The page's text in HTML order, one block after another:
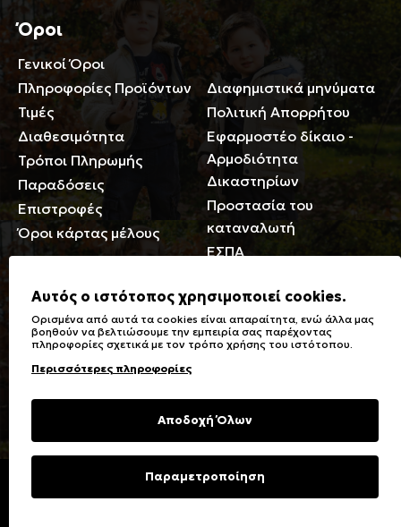
Όροι
Γενικοί Όροι
Πληροφορίες Προϊόντων
Τιμές
Διαθεσιμότητα
Τρόποι Πληρωμής
Παραδόσεις
Επιστροφές
Όροι κάρτας μέλους
Περιορισμοί ευθύνης
Διαφημιστικά μηνύματα
Πολιτική Απορρήτου
Εφαρμοστέο δίκαιο -
Αρμοδιότητα
Δικαστηρίων
Προστασία του
καταναλωτή
ΕΣΠΑ
Γενικά
Καταστήματα
Ειδικές Εκπτώσεις ΑμΕΑ
Δωροκάρτες
Συχνές Ερωτήσεις
Φροντίδα Ρούχων
Σύμβολα πλύσης,
σιδερώματος
υφασμάτων
Επικοινωνία
Copyright © 2023 Energiers.gr
Αυτός ο ιστότοπος χρησιμοποιεί cookies.
Ορισμένα από αυτά τα cookies είναι απαραίτητα, ενώ άλλα μας
βοηθούν να βελτιώσουμε την εμπειρία σας παρέχοντας
πληροφορίες σχετικά με τον τρόπο χρήσης του ιστότοπου.
Περισσότερες πληροφορίες
Αποδοχή Όλων
Παραμετροποίηση